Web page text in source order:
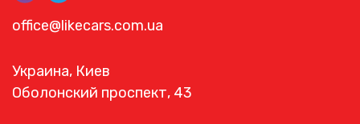
office@likecars.com.ua
Украина, Киев
Оболонский проспект, 43